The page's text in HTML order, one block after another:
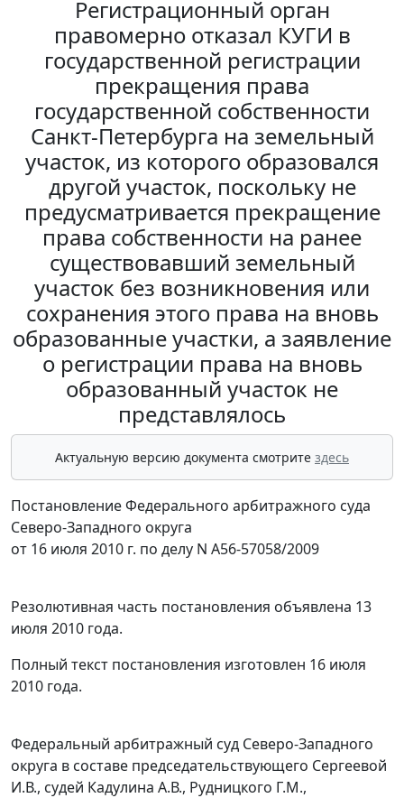
Регистрационный орган
правомерно отказал КУГИ в
государственной регистрации
прекращения права
государственной собственности
Санкт-Петербурга на земельный
участок, из которого образовался
другой участок, поскольку не
предусматривается прекращение
права собственности на ранее
существовавший земельный
участок без возникновения или
сохранения этого права на вновь
образованные участки, а заявление
о регистрации права на вновь
образованный участок не
представлялось
Актуальную версию документа смотрите здесь
Постановление Федерального арбитражного суда
Северо-Западного округа
от 16 июля 2010 г. по делу N А56-57058/2009
Резолютивная часть постановления объявлена 13
июля 2010 года.
Полный текст постановления изготовлен 16 июля
2010 года.
Федеральный арбитражный суд Северо-Западного
округа в составе председательствующего Сергеевой
И.В., судей Кадулина А.В., Рудницкого Г.М.,